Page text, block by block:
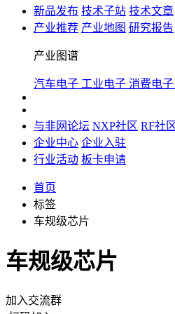
新品发布 技术子站 技术文章
产业推荐 产业地图 研究报告
产业图谱
汽车电子 工业电子 消费电子
与非网论坛 NXP社区 RF社
企业中心 企业入驻
行业活动 板卡申请
首页
标签
车规级芯片
车规级芯片
加入交流群